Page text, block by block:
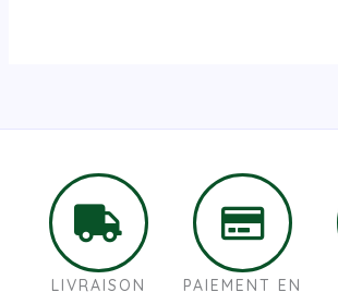
LIVRAISON
PAIEMENT EN